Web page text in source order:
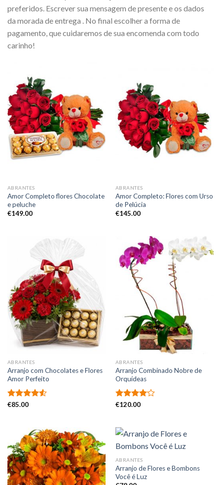
preferidos. Escrever sua mensagem de presente e os dados
da morada de entrega . No final escolher a forma de
pagamento, que cuidaremos de sua encomenda com todo
carinho!
ABRANTES
Amor Completo flores Chocolate
e peluche
€149.00
ABRANTES
Amor Completo: Flores com Urso
de Pelúcia
€145.00
ABRANTES
Arranjo com Chocolates e Flores
Amor Perfeito
Avaliação
€85.00
ABRANTES
Arranjo Combinado Nobre de
Orquídeas
Avaliação
€120.00
ABRANTES
Arranjo de Flores e Bombons
Você é Luz